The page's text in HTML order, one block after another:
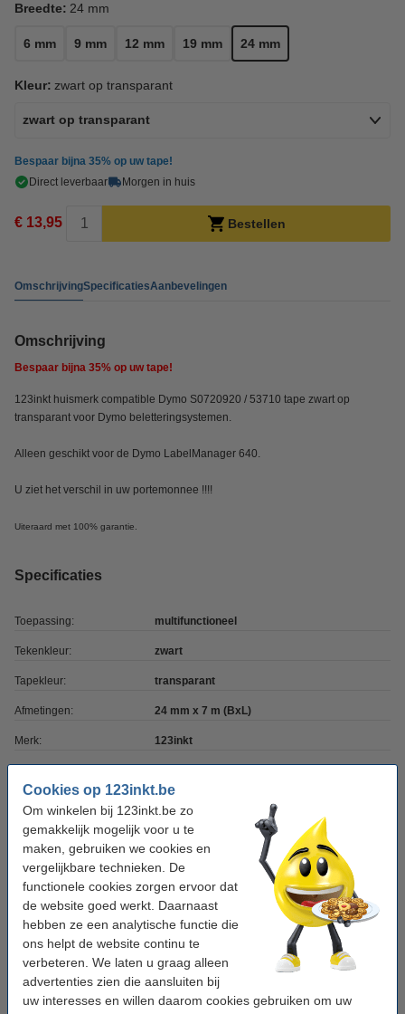
Cookies op 123inkt.be
Om winkelen bij 123inkt.be zo
gemakkelijk mogelijk voor u te
maken, gebruiken we cookies en
vergelijkbare technieken. De
functionele cookies zorgen ervoor dat
de website goed werkt. Daarnaast
hebben ze een analytische functie die
ons helpt de website continu te
verbeteren. We laten u graag alleen
advertenties zien die aansluiten bij
uw interesses en willen daarom cookies gebruiken om uw
Breedte: 24 mm
6 mm 9 mm 12 mm 19 mm 24 mm
Kleur: zwart op transparant
zwart op transparant
Bespaar bijna 35% op uw tape!
Direct leverbaar
Morgen in huis
€ 13,95 Bestellen
OmschrijvingSpecificatiesAanbevelingen
Omschrijving
Bespaar bijna 35% op uw tape!
123inkt huismerk compatible Dymo S0720920 / 53710 tape zwart op
transparant voor Dymo beletteringsystemen.
Alleen geschikt voor de Dymo LabelManager 640.
U ziet het verschil in uw portemonnee !!!!
Uiteraard met 100% garantie.
Specificaties
Toepassing: multifunctioneel
Tekenkleur: zwart
Tapekleur: transparant
Afmetingen: 24 mm x 7 m (BxL)
Merk: 123inkt
Ons artikelnr: 088421
Nummer: 53710
Winstpakker!
Aanbieding: 5x Dymo S0720920 / 53710 tape
zwart op transparant 24 mm (123inkt huismerk)